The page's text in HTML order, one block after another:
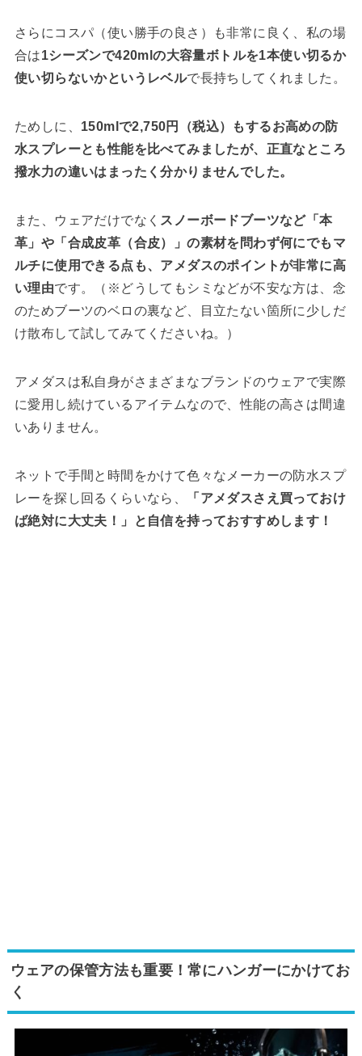
さらにコスパ（使い勝手の良さ）も非常に良く、私の場
合は1シーズンで420mlの大容量ボトルを1本使い切るか
使い切らないかというレベルで長持ちしてくれました。
ためしに、 150mlで2,750円（税込）もするお高めの防
水スプレーとも性能を比べてみましたが、正直なところ
撥水力の違いはまったく分かりませんでした。
また、ウェアだけでなく スノーボードブーツなど「本
革」や「合成皮革（合皮）」の素材を問わず何にでもマ
ルチに使用できる点も、アメダスのポイントが非常に高
い理由です。（※どうしてもシミなどが不安な方は、念
のためブーツのベロの裏など、目立たない箇所に少しだ
け散布して試してみてくださいね。）
アメダスは私自身がさまざまなブランドのウェアで実際
に愛用し続けているアイテムなので、性能の高さは間違
いありません。
ネットで手間と時間をかけて色々なメーカーの防水スプ
レーを探し回るくらいなら、
「アメダスさえ買っておけ
ば絶対に大丈夫！」と自信を持っておすすめします！
ウェアの保管方法も重要！常にハンガーにかけてお
く